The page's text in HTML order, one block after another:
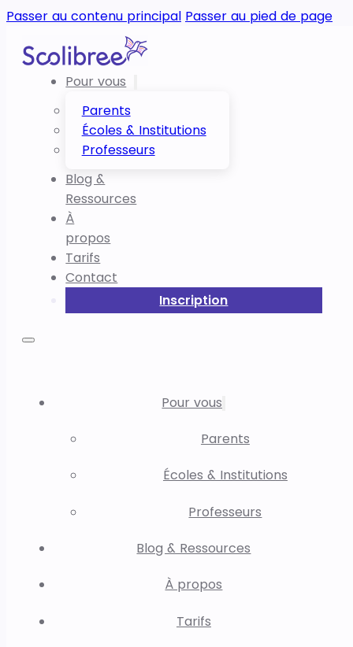
Passer au contenu principal Passer au pied de page
Pour vous
Parents
Écoles & Institutions
Professeurs
Blog &
Ressources
À
propos
Tarifs
Contact
Inscription
Pour vous
Parents
Écoles & Institutions
Professeurs
Blog & Ressources
À propos
Tarifs